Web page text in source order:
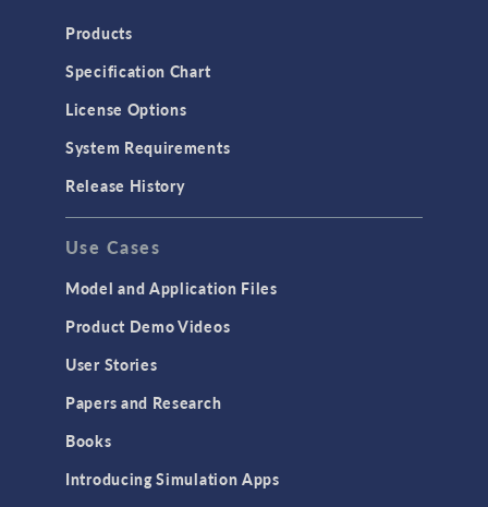
Products
Specification Chart
License Options
System Requirements
Release History
Use Cases
Model and Application Files
Product Demo Videos
User Stories
Papers and Research
Books
Introducing Simulation Apps